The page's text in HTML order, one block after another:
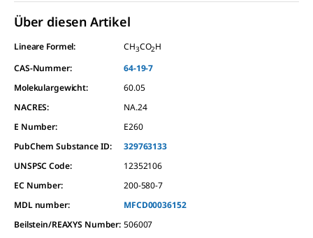
Über diesen Artikel
Lineare Formel: CH3CO2H
CAS-Nummer:
64-19-7
Molekulargewicht:
60.05
NACRES:
NA.24
E Number:
E260
PubChem Substance ID:
329763133
UNSPSC Code:
12352106
EC Number:
200-580-7
MDL number:
MFCD00036152
Beilstein/REAXYS Number: 506007